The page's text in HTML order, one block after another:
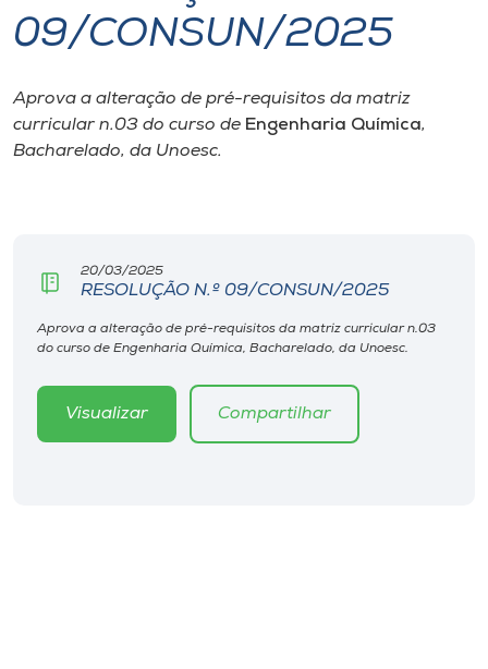
I.nova
Diplomados
Rádio
09/CONSUN/2025
Aprova a alteração de pré-requisitos da matriz
curricular n.03 do curso de Engenharia Química,
Bacharelado, da Unoesc.
20/03/2025
RESOLUÇÃO N.º 09/CONSUN/2025
Aprova a alteração de pré-requisitos da matriz curricular n.03
do curso de Engenharia Química, Bacharelado, da Unoesc.
Visualizar Compartilhar